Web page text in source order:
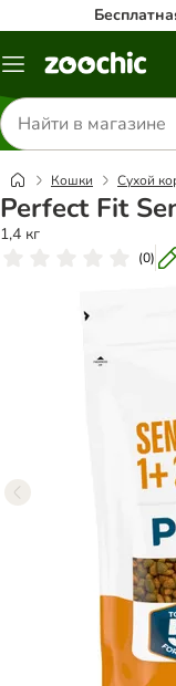
Каталог
Поиск
товаров
Кошки Сухой
Perfect Fit
1,4 кг
(0)